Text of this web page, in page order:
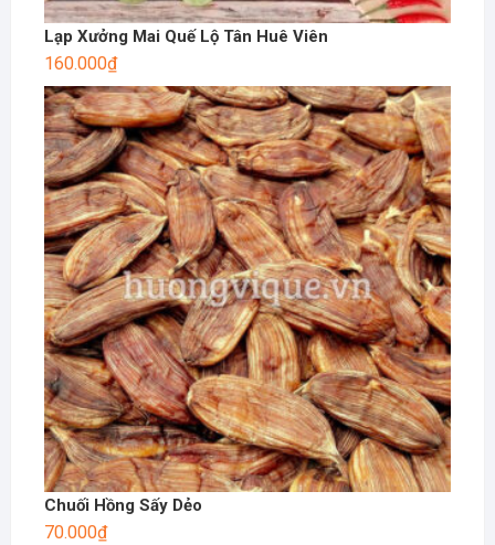
Lạp Xưởng Mai Quế Lộ Tân Huê Viên
160.000₫
Chuối Hồng Sấy Dẻo
70.000₫